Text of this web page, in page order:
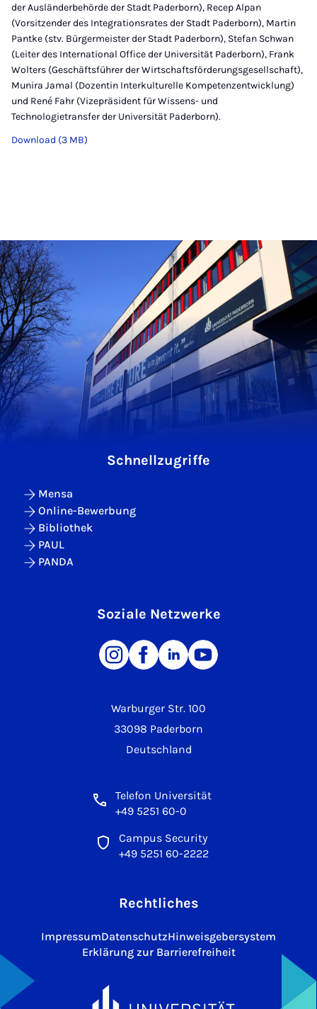
der Ausländerbehörde der Stadt Paderborn), Recep Alpan
(Vorsitzender des Integrationsrates der Stadt Paderborn), Martin
Pantke (stv. Bürgermeister der Stadt Paderborn), Stefan Schwan
(Leiter des International Office der Universität Paderborn), Frank
Wolters (Geschäftsführer der Wirtschaftsförderungsgesellschaft),
Munira Jamal (Dozentin Interkulturelle Kompetenzentwicklung)
und René Fahr (Vizepräsident für Wissens- und
Technologietransfer der Universität Paderborn).
Download (3 MB)
Warburger Str. 100
33098 Paderborn
Deutschland
Telefon Universität
+49 5251 60-0
Campus Security
+49 5251 60-2222
Schnellzugriffe
Mensa
Online-Bewerbung
Bibliothek
PAUL
PANDA
Soziale Netzwerke
Rechtliches
ImpressumDatenschutzHinweisgebersystem
Erklärung zur Barrierefreiheit